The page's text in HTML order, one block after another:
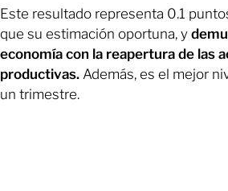
Este resultado representa 0.1
que su estimación oportuna, y
economía con la reapertura de las
productivas. Además, es el mejor
un trimestre.